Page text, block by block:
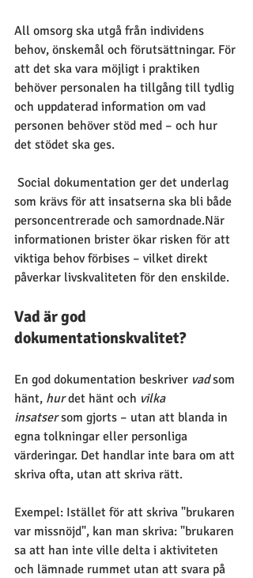
All omsorg ska utgå från individens
behov, önskemål och förutsättningar. För
att det ska vara möjligt i praktiken
behöver personalen ha tillgång till tydlig
och uppdaterad information om vad
personen behöver stöd med – och hur
det stödet ska ges.
som krävs för att insatserna ska bli både
personcentrerade och samordnade.När
informationen brister ökar risken för att
viktiga behov förbises – vilket direkt
påverkar livskvaliteten för den enskilde.
Vad är god
dokumentationskvalitet?
En god dokumentation beskriver vad som
hänt, hur det hänt och vilka
insatser som gjorts – utan att blanda in
egna tolkningar eller personliga
värderingar. Det handlar inte bara om att
skriva ofta, utan att skriva rätt.
Exempel: Istället för att skriva "brukaren
var missnöjd", kan man skriva: "brukaren
sa att han inte ville delta i aktiviteten
och lämnade rummet utan att svara på